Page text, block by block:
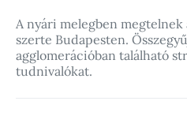
A nyári melegben megtelnek
szerte Budapesten.
agglomerációban található
tudnivalókat.